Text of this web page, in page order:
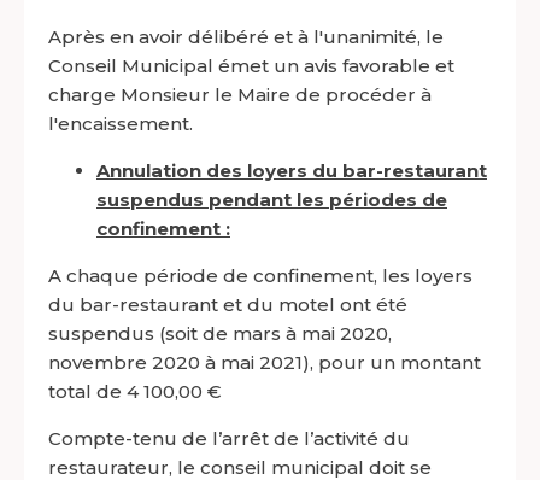
Après en avoir délibéré et à l'unanimité, le
Conseil Municipal émet un avis favorable et
charge Monsieur le Maire de procéder à
l'encaissement.
Annulation des loyers du bar-restaurant
suspendus pendant les périodes de
confinement :
A chaque période de confinement, les loyers
du bar-restaurant et du motel ont été
suspendus (soit de mars à mai 2020,
novembre 2020 à mai 2021), pour un montant
total de 4 100,00 €
Compte-tenu de l’arrêt de l’activité du
restaurateur, le conseil municipal doit se